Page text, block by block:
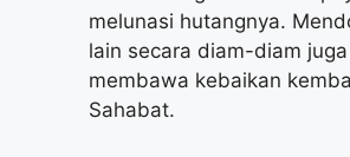
melunasi hutangnya.
lain secara diam-diam
membawa kebaikan
Sahabat.